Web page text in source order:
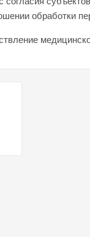
обработки